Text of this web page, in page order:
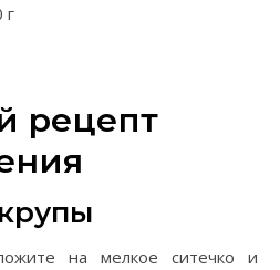
г
рецепт
на мелкое ситечко и